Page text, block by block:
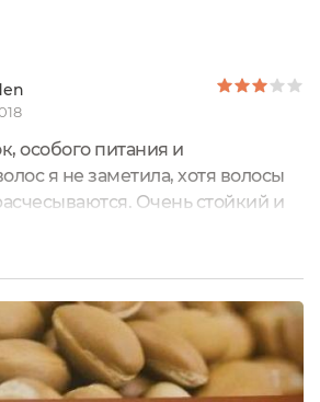
особого питания и
я не заметила, хотя волосы
Очень стойкий и